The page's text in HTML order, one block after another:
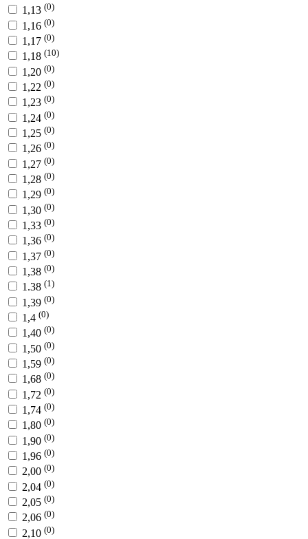
1,13 (0)
1,16 (0)
1,17 (0)
1,18 (10)
1,20 (0)
1,22 (0)
1,23 (0)
1,24 (0)
1,25 (0)
1,26 (0)
1,27 (0)
1,28 (0)
1,29 (0)
1,30 (0)
1,33 (0)
1,36 (0)
1,37 (0)
1,38 (0)
1.38 (1)
1,39 (0)
1,4 (0)
1,40 (0)
1,50 (0)
1,59 (0)
1,68 (0)
1,72 (0)
1,74 (0)
1,80 (0)
1,90 (0)
1,96 (0)
2,00 (0)
2,04 (0)
2,05 (0)
2,06 (0)
2,10 (0)